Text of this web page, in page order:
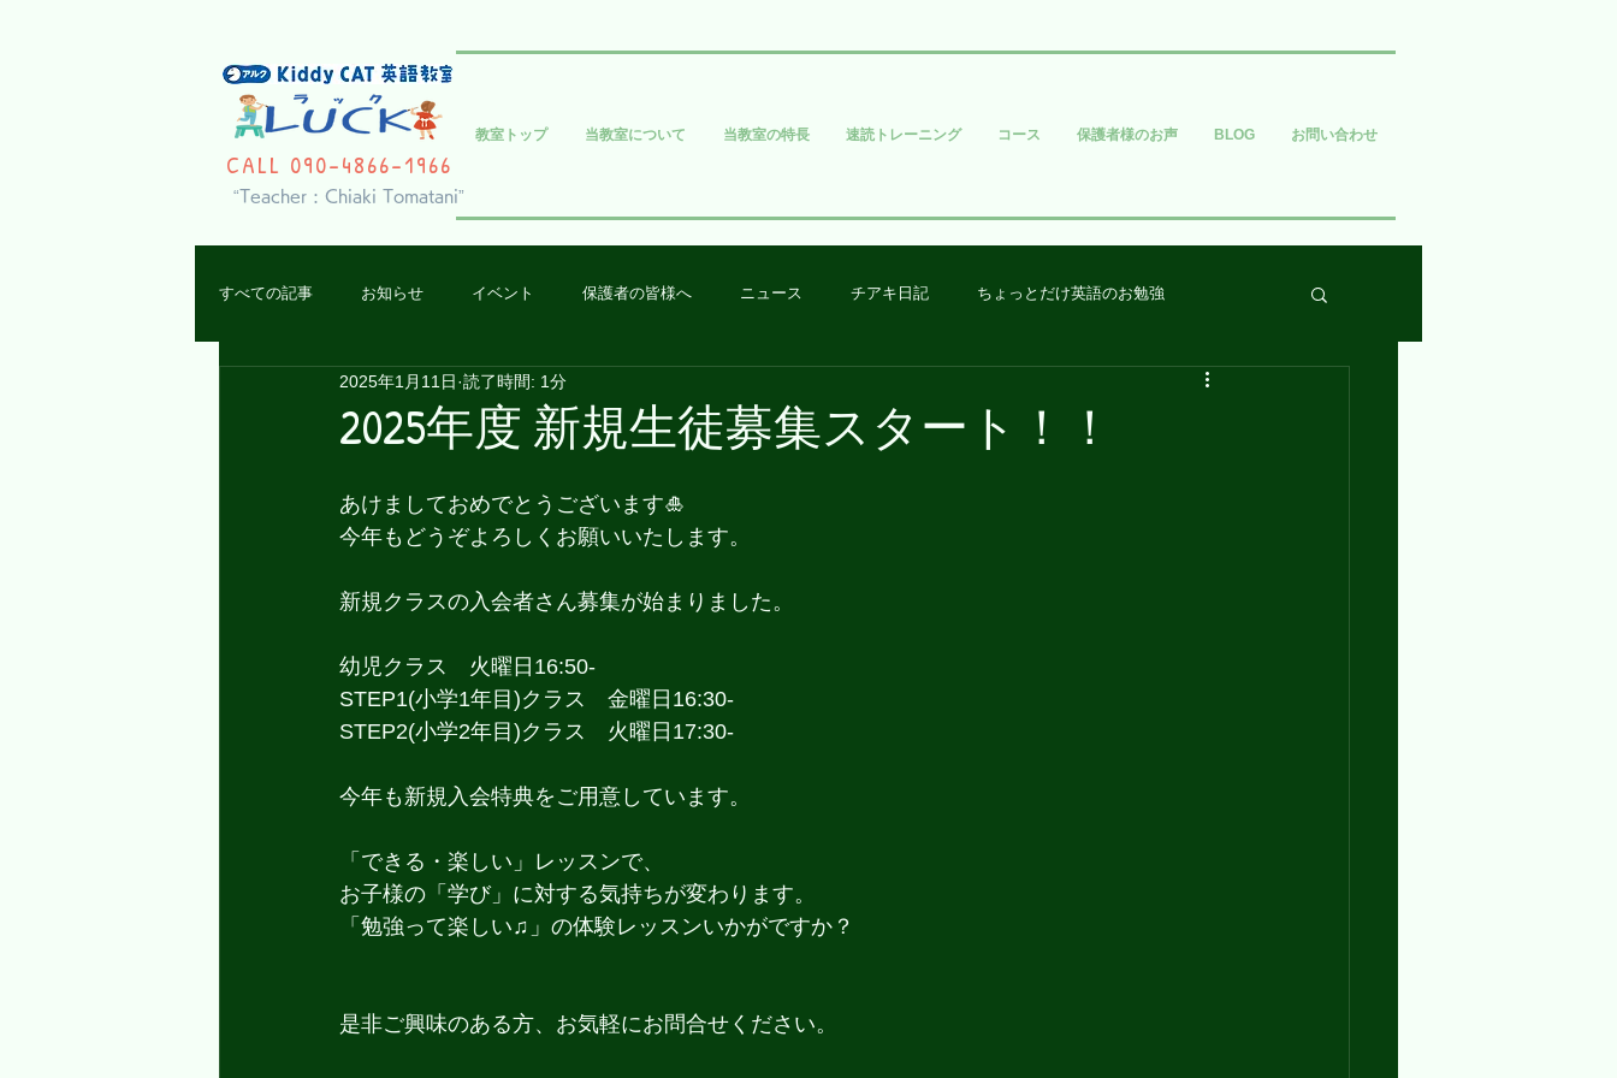
CALL 090-4866-1966
教室トップ 当教室について 当教室の特長 速読トレーニング コース 保護者様のお声 BLOG お問い合わせ
“Teacher : Chiaki Tomatani”
すべての記事 お知らせ イベント 保護者の皆様へ ニュース チアキ日記 ちょっとだけ英語のお勉強
レッスンの様子
2025年度 新規生徒募集スタート！！
2025年1月11日 読了時間: 1分
あけましておめでとうございます🎍
今年もどうぞよろしくお願いいたします。
新規クラスの入会者さん募集が始まりました。
幼児クラス　火曜日16:50-
STEP1(小学1年目)クラス　金曜日16:30-
STEP2(小学2年目)クラス　火曜日17:30-
今年も新規入会特典をご用意しています。
「できる・楽しい」レッスンで、
お子様の「学び」に対する気持ちが変わります。
「勉強って楽しい♫」の体験レッスンいかがですか？
是非ご興味のある方、お気軽にお問合せください。